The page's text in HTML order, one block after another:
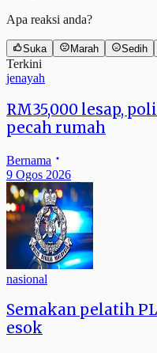
Apa reaksi anda?
Suka Marah Sedih
Terkini
jenayah
RM35,000 lesap,
pecah rumah
Bernama
9 Ogos 2026
nasional
Semakan pelatih
esok